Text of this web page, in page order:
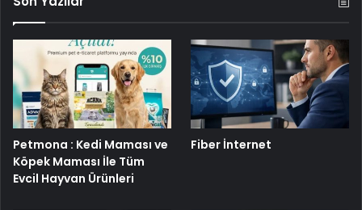
Petmona : Kedi Maması ve
Köpek Maması İle Tüm
Evcil Hayvan Ürünleri
Fiber İnternet